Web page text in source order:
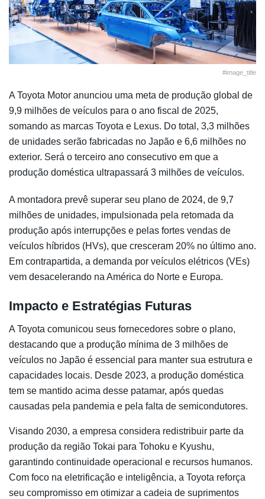
#image_title
A Toyota Motor anunciou uma meta de produção global de
9,9 milhões de veículos para o ano fiscal de 2025,
somando as marcas Toyota e Lexus. Do total, 3,3 milhões
de unidades serão fabricadas no Japão e 6,6 milhões no
exterior. Será o terceiro ano consecutivo em que a
produção doméstica ultrapassará 3 milhões de veículos.
A montadora prevê superar seu plano de 2024, de 9,7
milhões de unidades, impulsionada pela retomada da
produção após interrupções e pelas fortes vendas de
veículos híbridos (HVs), que cresceram 20% no último ano.
Em contrapartida, a demanda por veículos elétricos (VEs)
vem desacelerando na América do Norte e Europa.
Impacto e Estratégias Futuras
A Toyota comunicou seus fornecedores sobre o plano,
destacando que a produção mínima de 3 milhões de
veículos no Japão é essencial para manter sua estrutura e
capacidades locais. Desde 2023, a produção doméstica
tem se mantido acima desse patamar, após quedas
causadas pela pandemia e pela falta de semicondutores.
Visando 2030, a empresa considera redistribuir parte da
produção da região Tokai para Tohoku e Kyushu,
garantindo continuidade operacional e recursos humanos.
Com foco na eletrificação e inteligência, a Toyota reforça
seu compromisso em otimizar a cadeia de suprimentos